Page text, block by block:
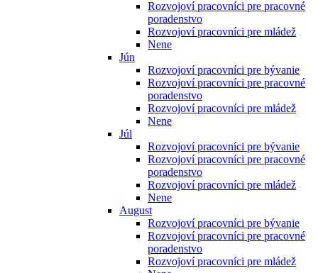
Rozvojoví pracovníci pre pracovné
poradenstvo
Rozvojoví pracovníci pre mládež
Nene
Jún
Rozvojoví pracovníci pre bývanie
Rozvojoví pracovníci pre pracovné
poradenstvo
Rozvojoví pracovníci pre mládež
Nene
Júl
Rozvojoví pracovníci pre bývanie
Rozvojoví pracovníci pre pracovné
poradenstvo
Rozvojoví pracovníci pre mládež
Nene
August
Rozvojoví pracovníci pre bývanie
Rozvojoví pracovníci pre pracovné
poradenstvo
Rozvojoví pracovníci pre mládež